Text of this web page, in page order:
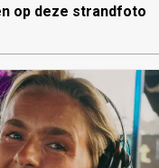
op deze strandfoto